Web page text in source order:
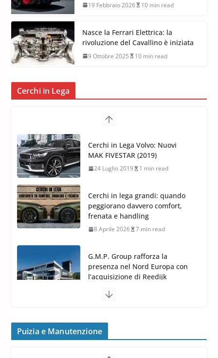
19 Febbraio 2026 10 min read
Nasce la Ferrari Elettrica: la
rivoluzione del Cavallino è iniziata
9 Ottobre 2025 10 min read
Cerchi in Lega
Cerchi in Lega Volvo: Nuovi
MAK FIVESTAR (2019)
24 Luglio 2019 1 min read
Cerchi in lega grandi: quando
peggiorano davvero comfort,
frenata e handling
8 Aprile 2026 7 min read
G.M.P. Group rafforza la
presenza nel Nord Europa con
l’acquisizione di Reedijk
3 Dicembre 2024
Pneumatici
Puizia e Manutenzione